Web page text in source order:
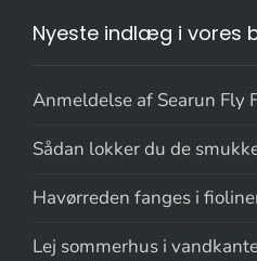
Nyeste indlæg i vores
Anmeldelse af Searun Fly
Sådan lokker du de
Havørreden fanges i
Lej sommerhus i